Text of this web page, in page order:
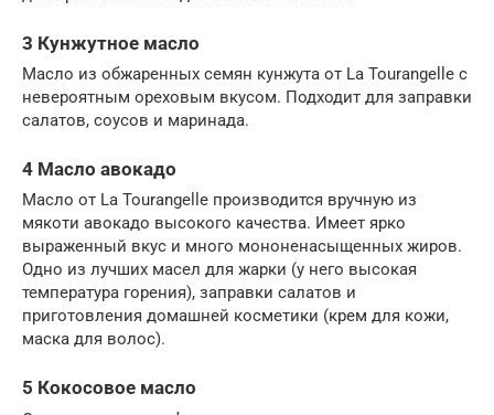
3 Кунжутное масло
Масло из обжаренных семян кунжута от La Tourangelle с
невероятным ореховым вкусом. Подходит для заправки
салатов, соусов и маринада.
4 Масло авокадо
Масло от La Tourangelle производится вручную из
мякоти авокадо высокого качества. Имеет ярко
выраженный вкус и много мононенасыщенных жиров.
Одно из лучших масел для жарки (у него высокая
температура горения), заправки салатов и
приготовления домашней косметики (крем для кожи,
маска для волос).
5 Кокосовое масло